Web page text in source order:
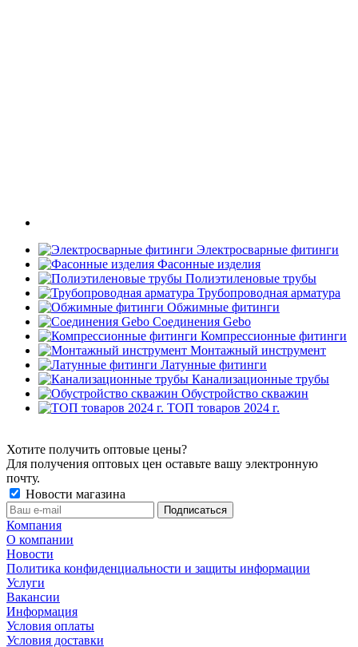
Электросварные фитинги
Фасонные изделия
Полиэтиленовые трубы
Трубопроводная арматура
Обжимные фитинги
Соединения Gebo
Компрессионные фитинги
Монтажный инструмент
Латунные фитинги
Канализационные трубы
Обустройство скважин
ТОП товаров 2024 г.
Хотите получить оптовые цены?
Для получения оптовых цен оставьте вашу электронную
почту.
Новости магазина
Компания
О компании
Новости
Политика конфиденциальности и защиты информации
Услуги
Вакансии
Информация
Условия оплаты
Условия доставки